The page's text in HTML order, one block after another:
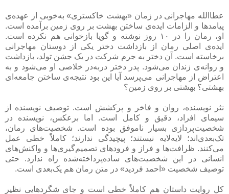
عطا‌الله مهاجرانی در زمان «بهشت خاکستری» به‌خوبی از عهده‌ی
پیامدها و الزامات ایده‌ی ساختن بهشت بر روی زمین برآمده است.
او، رمان را در ۱۰ روز نوشته و گویا بازخوانی هم نکرده است.
ایده‌ی اصلی رمان از بازداشت دختر یکی از دوستان مهاجرانی
برخاسته است. آن دختر به جرم شرکت در یک جشن تولد، بازداشت
و روانه‌ی زندان می‌شود. پدر دختر دربه‌در خلاصی او می‌شود و به
اعتراض از مهاجرانی می‌پرسد آیا این بود نتیجه‌ی ساختن جامعه‌ای
بهشتی؟ بهشتی بر روی زمین؟
نثر نویسنده، روان و فاخر و پرکشش است. توصیف نویسنده از
سیمای افراد، دقیق و کامل است. اما برعکس، نویسنده در
شخصیت‌پردازی بسیار ناموفق بوده است. شخصیت‌های رمان،
تک‌بعدی‌اند؛ لایه‌لایه نیستند؛ پیچیدگی ندارند؛ کاملاً خطی عمل
می‌کنند. ظرافت‌ها و فراز و فرودهای تصمیم‌گیری‌ها و واکنش‌های
انسانی در این شخصیت‌های ساده‌پرداخته‌شده راه ندارد. حتی
توصیف شخصیت «احمد فردید» در متن رمان هم یک‌بعدی است.
کل روایت داستان هم کاملاً خطی است و جای شگردهایی نظیر